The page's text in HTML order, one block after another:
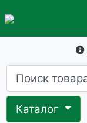
Каталог